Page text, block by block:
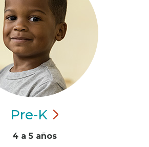
Pre-K
4 a 5 años